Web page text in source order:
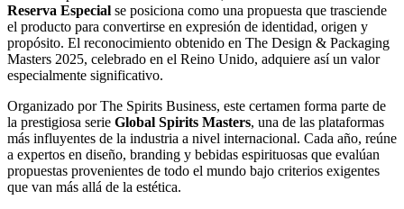
Reserva Especial se posiciona como una propuesta que trasciende
el producto para convertirse en expresión de identidad, origen y
propósito. El reconocimiento obtenido en The Design & Packaging
Masters 2025, celebrado en el Reino Unido, adquiere así un valor
especialmente significativo.
Organizado por The Spirits Business, este certamen forma parte de
la prestigiosa serie Global Spirits Masters, una de las plataformas
más influyentes de la industria a nivel internacional. Cada año, reúne
a expertos en diseño, branding y bebidas espirituosas que evalúan
propuestas provenientes de todo el mundo bajo criterios exigentes
que van más allá de la estética.